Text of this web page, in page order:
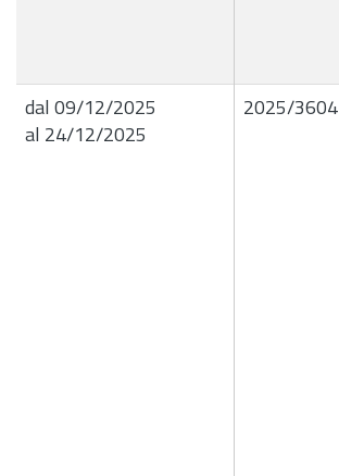
dal 09/12/2025
al 24/12/2025
2025/3604